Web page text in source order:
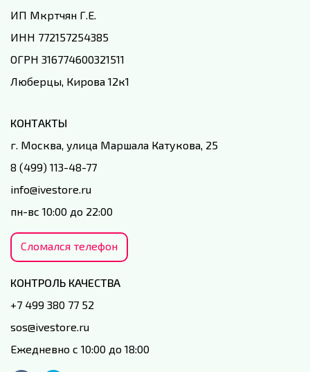
ИП Мкртчян Г.Е.
ИНН 772157254385
ОГРН 316774600321511
Люберцы, Кирова 12к1
КОНТАКТЫ
г. Москва, улица Маршала Катукова, 25
8 (499) 113-48-77
info@ivestore.ru
пн-вс 10:00 до 22:00
Сломался телефон
КОНТРОЛЬ КАЧЕСТВА
+7 499 380 77 52
sos@ivestore.ru
Ежедневно с 10:00 до 18:00